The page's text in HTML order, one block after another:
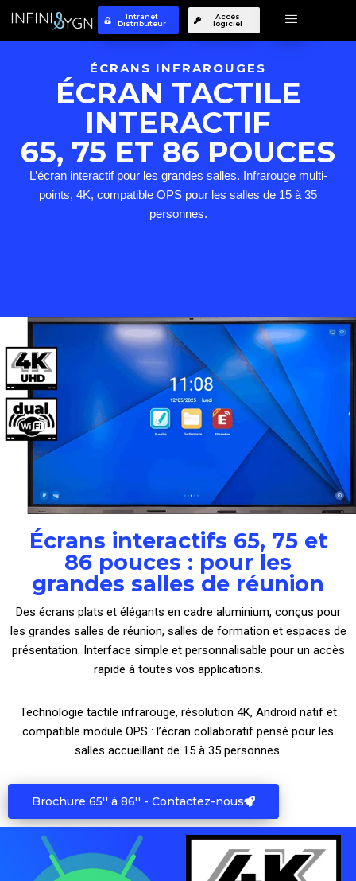
Aller
contenu
Intranet
Distributeur
Accès
logiciel
Accueil»écrans tactiles et interactifs 65 75 et 86 pouces
ÉCRANS INFRAROUGES
ÉCRAN TACTILE
INTERACTIF
65, 75 ET 86 POUCES
L’écran interactif pour les grandes salles. Infrarouge multi-
points, 4K, compatible OPS pour les salles de 15 à 35
personnes.
Écrans interactifs 65, 75 et
86 pouces : pour les
grandes salles de réunion
Des écrans plats et élégants en cadre aluminium, conçus pour
les grandes salles de réunion, salles de formation et espaces de
présentation. Interface simple et personnalisable pour un accès
rapide à toutes vos applications.
Technologie tactile infrarouge, résolution 4K, Android natif et
compatible module OPS : l’écran collaboratif pensé pour les
salles accueillant de 15 à 35 personnes.
Brochure 65'' à 86'' - Contactez-nous